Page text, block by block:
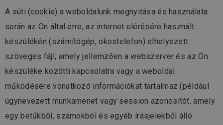
A süti (cookie) a weboldalunk megnyitása és használata
során az Ön által erre, az internet elérésére használt
készülékén (számítógép, okostelefon) elhelyezett
szöveges fájl, amely jellemzően a webszerver és az Ön
készüléke közötti kapcsolatra vagy a weboldal
működésére vonatkozó információkat tartalmaz (például
úgynevezett munkamenet vagy session azonosítót, amely
egy betűkből, számokból és egyéb írásjelekből álló